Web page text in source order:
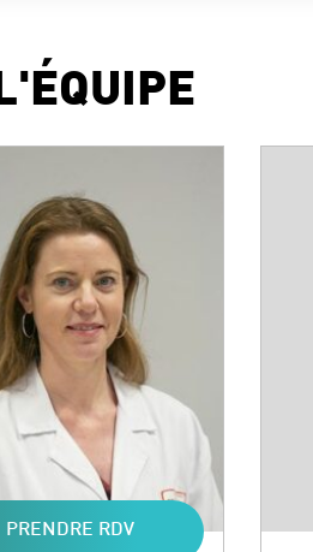
L'ÉQUIPE
PRENDRE RDV